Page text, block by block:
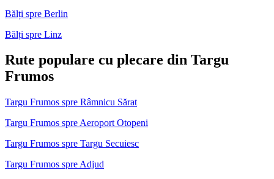
Bălți spre Berlin
Bălți spre Linz
Rute populare cu plecare din Targu
Frumos
Targu Frumos spre Râmnicu Sărat
Targu Frumos spre Aeroport Otopeni
Targu Frumos spre Targu Secuiesc
Targu Frumos spre Adjud